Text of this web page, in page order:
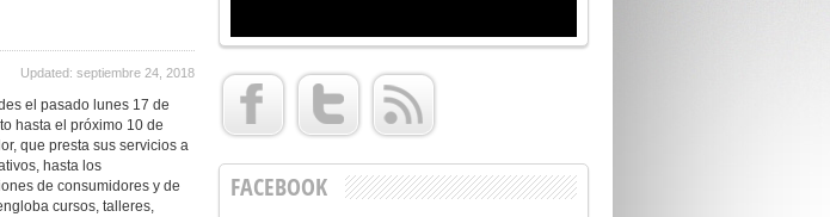
Updated: septiembre 24, 2018
el pasado lunes 17 de
hasta el próximo 10 de
que presta sus servicios a
hasta los
de consumidores y de
cursos, talleres,
FACEBOOK